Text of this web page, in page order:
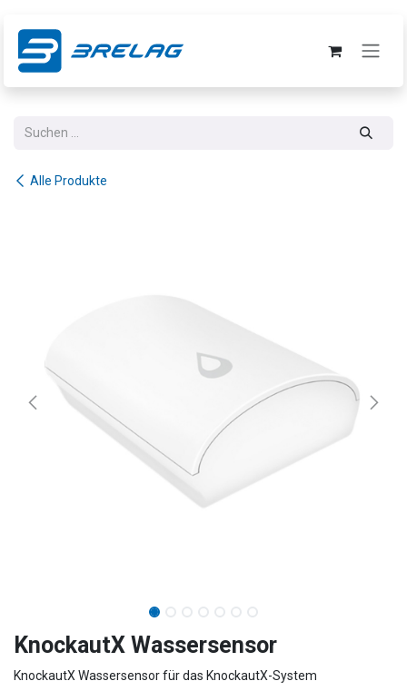
Alle Produkte
KnockautX Wassersensor
KnockautX Wassersensor für das KnockautX-System